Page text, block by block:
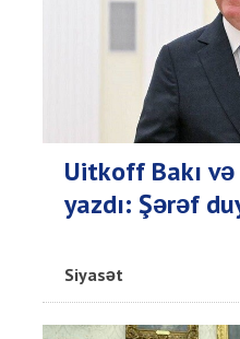
Uitkoff Bakı
yazdı: Şərəf
Siyasət